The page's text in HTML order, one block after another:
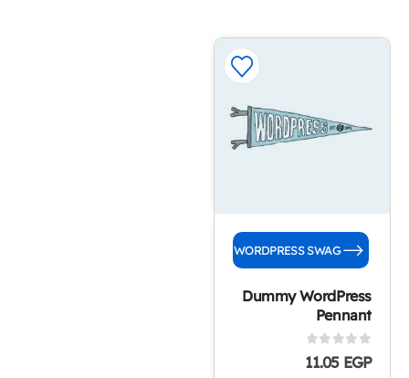
WORDPRESS SWAG
Dummy WordPress
Pennant
0
out of 5
11.05 EGP